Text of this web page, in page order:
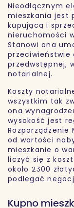
Nieodłącznym
mieszkania jest
kupującą i
nieruchomości
Stanowi ona
przeciwieństwie
przedwstępnej,
notarialnej.
Koszty
wszystkim tak
ona
wysokość jest
Rozporządzenie
od wartości
mieszkanie o
liczyć się z
około 2300
podlegać
Kupno